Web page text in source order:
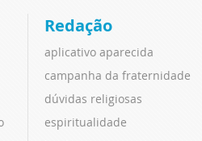
Redação
aplicativo aparecida
campanha da fraternidade
dúvidas religiosas
espiritualidade